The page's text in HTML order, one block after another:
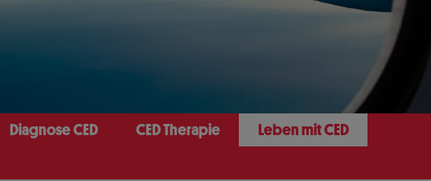
Diagnose CED CED Therapie Leben mit CED